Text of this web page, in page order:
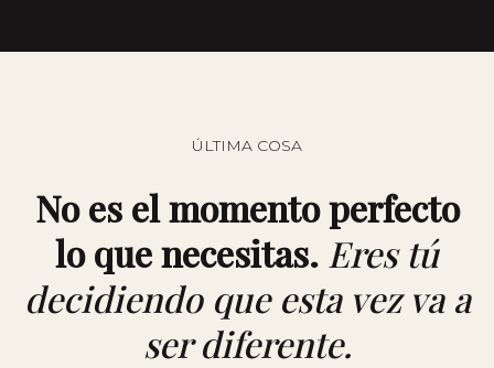
ÚLTIMA COSA
No es el momento perfecto
lo que necesitas. Eres tú
decidiendo que esta vez va a
ser diferente.